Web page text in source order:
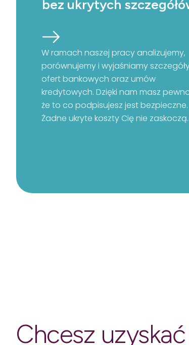
bez ukrytych
W ramach naszej pracy analizujemy,
porównujemy i wyjaśniamy
ofert bankowych oraz umów
kredytowych. Dzięki nam masz
że to co podpisujesz jest bezpieczne.
Żadne ukryte koszty Cię nie zaskoczą.
Chcesz uzyskać